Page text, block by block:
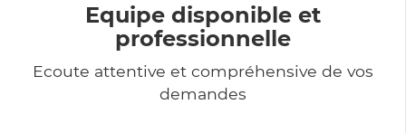
Equipe disponible et
professionnelle
Ecoute attentive et compréhensive de vos
demandes